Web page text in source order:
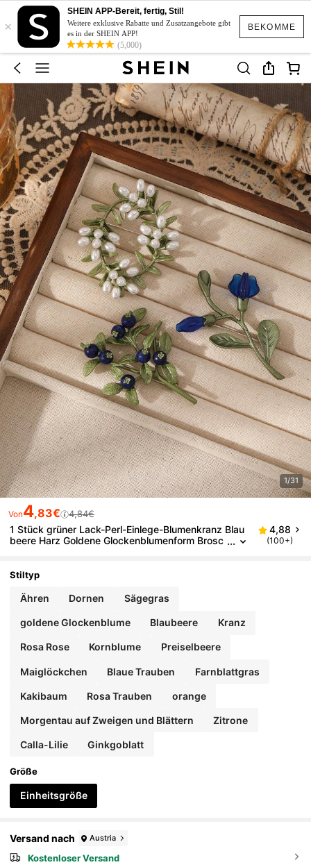
BEKOMME
×
SHEIN APP-Bereit, fertig, Stil!
Weitere exklusive Rabatte und Zusatzangebote gibt
es in der SHEIN APP!
(5,000)
1/31
Von4,83€ 4,84€
1 Stück grüner Lack-Perl-Einlege-Blumenkranz Blau
beere Harz Goldene Glockenblumenform Brosc
rie Zitrone Traubenform Anstecknadel geeignet für
4,88
(100+)
Stiltyp
Ähren Dornen Sägegras
goldene Glockenblume Blaubeere Kranz
Rosa Rose Kornblume Preiselbeere
Maiglöckchen Blaue Trauben Farnblattgras
Kakibaum Rosa Trauben orange
Morgentau auf Zweigen und Blättern Zitrone
Calla-Lilie Ginkgoblatt
Größe
Einheitsgröße
Versand nach Austria
Kostenloser Versand